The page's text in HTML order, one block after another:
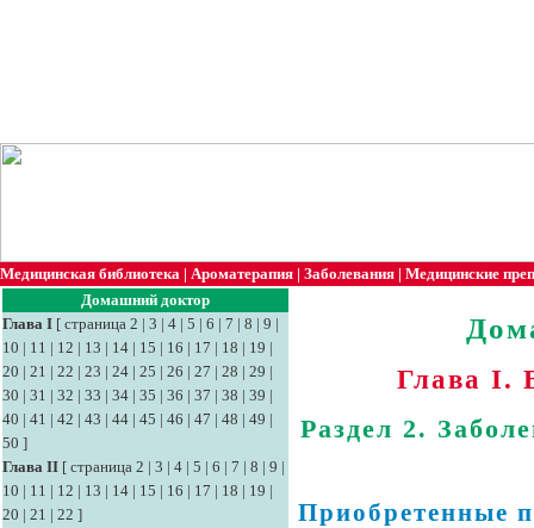
Медицинская библиотека | Ароматерапия | Заболевания | Медицинские
Домашний доктор
Глава I [ страница 2 | 3 | 4 | 5 | 6 | 7 | 8 | 9 |
10 | 11 | 12 | 13 | 14 | 15 | 16 | 17 | 18 | 19 |
20 | 21 | 22 | 23 | 24 | 25 | 26 | 27 | 28 | 29 |
30 | 31 | 32 | 33 | 34 | 35 | 36 | 37 | 38 | 39 |
40 | 41 | 42 | 43 | 44 | 45 | 46 | 47 | 48 | 49 |
50 ]
Глава II [ страница 2 | 3 | 4 | 5 | 6 | 7 | 8 | 9 |
10 | 11 | 12 | 13 | 14 | 15 | 16 | 17 | 18 | 19 |
20 | 21 | 22 ]
Глава I.
Раздел 2.
Приобретенные